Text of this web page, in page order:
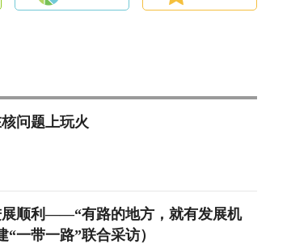
问题上玩火
顺利——“有路的地方，就有发展机
一带一路”联合采访）